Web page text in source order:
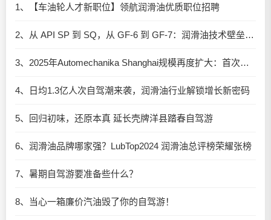
1、【车油轮人才新职位】领航润滑油优质职位招聘
2、从 API SP 到 SQ，从 GF-6 到 GF-7：润滑油技术壁垒再升高，你准备好了吗？
3、2025年Automechanika Shanghai规模再度扩大：首次启用国家会展中心（上海）全部15个展馆
4、日均1.3亿人次自驾潮来袭，润滑油行业解锁增长新密码​
5、回归初味，还原本真 延长壳牌洋县踏春自驾游
6、润滑油品牌哪家强？LubTop2024 润滑油总评榜荣耀张榜
7、暑期自驾游要准备些什么？
8、当心一箱廉价汽油毁了你的自驾游！